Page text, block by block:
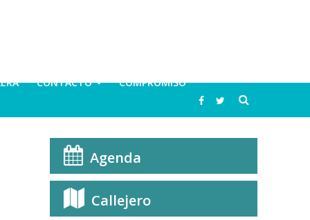
CONTACTO COMPROMISO
Agenda
Callejero